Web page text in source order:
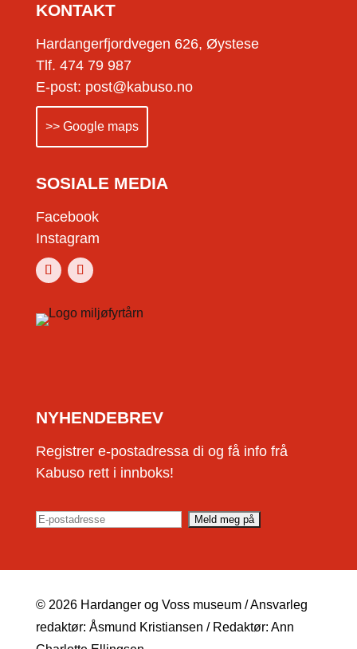
KONTAKT
Hardangerfjordvegen 626, Øystese
Tlf. 474 79 987
E-post: post@kabuso.no
>> Google maps
SOSIALE MEDIA
Facebook
Instagram
NYHENDEBREV
Registrer e-postadressa di og få info frå
Kabuso rett i innboks!
© 2026 Hardanger og Voss museum / Ansvarleg
redaktør: Åsmund Kristiansen / Redaktør: Ann